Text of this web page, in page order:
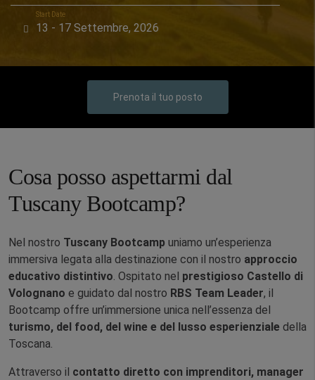
Prenota il tuo posto
Start Date
13 - 17 Settembre, 2026
Cosa posso aspettarmi dal
Tuscany Bootcamp?
Nel nostro Tuscany Bootcamp uniamo un’esperienza
immersiva legata alla destinazione con il nostro approccio
educativo distintivo. Ospitato nel prestigioso Castello di
Volognano e guidato dal nostro RBS Team Leader, il
Bootcamp offre un’immersione unica nell’essenza del
turismo, del food, del wine e del lusso esperienziale della
Toscana.
Attraverso il contatto diretto con imprenditori, manager